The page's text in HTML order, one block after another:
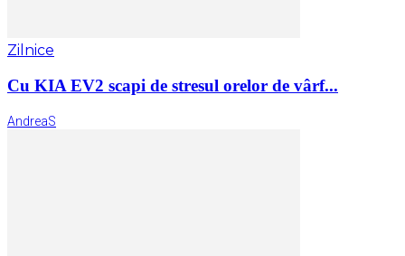
Zilnice
Cu KIA EV2 scapi de stresul orelor de vârf...
AndreaS